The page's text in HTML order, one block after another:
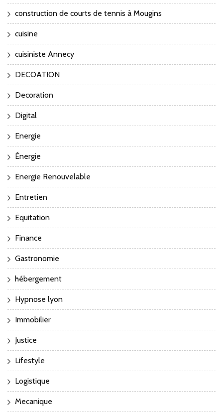
construction de courts de tennis à Mougins
cuisine
cuisiniste Annecy
DECOATION
Decoration
Digital
Energie
Énergie
Energie Renouvelable
Entretien
Equitation
Finance
Gastronomie
hébergement
Hypnose lyon
Immobilier
Justice
Lifestyle
Logistique
Mecanique